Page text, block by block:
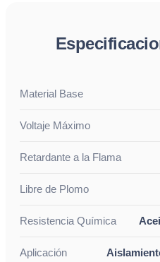
Material Base
Voltaje Máximo
Retardante a la Flama
Libre de Plomo
Resistencia Química
Aplicación